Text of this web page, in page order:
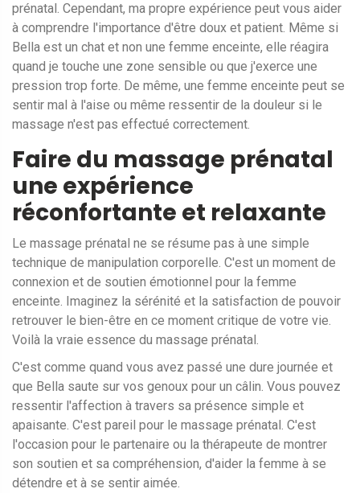
prénatal. Cependant, ma propre expérience peut vous aider
à comprendre l'importance d'être doux et patient. Même si
Bella est un chat et non une femme enceinte, elle réagira
quand je touche une zone sensible ou que j'exerce une
pression trop forte. De même, une femme enceinte peut se
sentir mal à l'aise ou même ressentir de la douleur si le
massage n'est pas effectué correctement.
Faire du massage prénatal
une expérience
réconfortante et relaxante
Le massage prénatal ne se résume pas à une simple
technique de manipulation corporelle. C'est un moment de
connexion et de soutien émotionnel pour la femme
enceinte. Imaginez la sérénité et la satisfaction de pouvoir
retrouver le bien-être en ce moment critique de votre vie.
Voilà la vraie essence du massage prénatal.
C'est comme quand vous avez passé une dure journée et
que Bella saute sur vos genoux pour un câlin. Vous pouvez
ressentir l'affection à travers sa présence simple et
apaisante. C'est pareil pour le massage prénatal. C'est
l'occasion pour le partenaire ou la thérapeute de montrer
son soutien et sa compréhension, d'aider la femme à se
détendre et à se sentir aimée.